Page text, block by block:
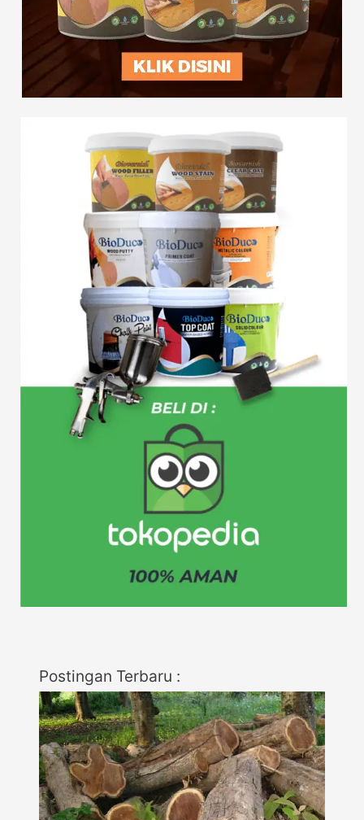
Postingan Terbaru :